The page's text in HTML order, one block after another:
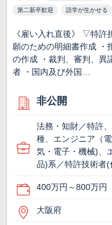
第二新卒歓迎 語学が生かせる
《雇い入れ直後》 ▽特許
願のための明細書作成 ・
の作成 ・裁判、審判、
者 ・国内及び外国…
非公開
法務・知財／特許
種、エンジニア（
気・電子・機械)、
品)系／特許技術者
400万円～800万円
大阪府